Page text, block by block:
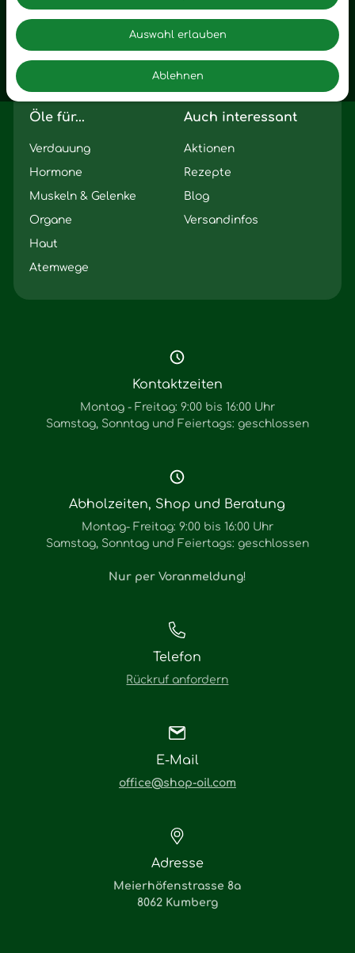
Ablehnen
Auswahl erlauben
Zuhause
Romantik
Motivation
Seelischer Schlag
Öle für...
Verdauung
Hormone
Muskeln & Gelenke
Organe
Haut
Atemwege
Auch interessant
Aktionen
Rezepte
Blog
Versandinfos
Kontaktzeiten
Montag - Freitag: 9:00 bis 16:00 Uhr
Samstag, Sonntag und Feiertags: geschlossen
Abholzeiten, Shop und Beratung
Montag- Freitag: 9:00 bis 16:00 Uhr
Samstag, Sonntag und Feiertags: geschlossen
Nur per Voranmeldung!
Telefon
Rückruf anfordern
E-Mail
office@shop-oil.com
Adresse
Meierhöfenstrasse 8a
8062 Kumberg